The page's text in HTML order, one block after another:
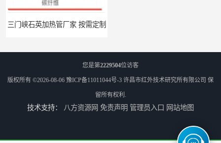
三门峡石英加热管厂家 按需定制
您是第2229504位访客
版权所有 ©2026-08-06 豫ICP备11011044号-3 许昌市红外技术研究所有限公司 保
留所有权利.
技术支持： 八方资源网 免责声明 管理员入口 网站地图